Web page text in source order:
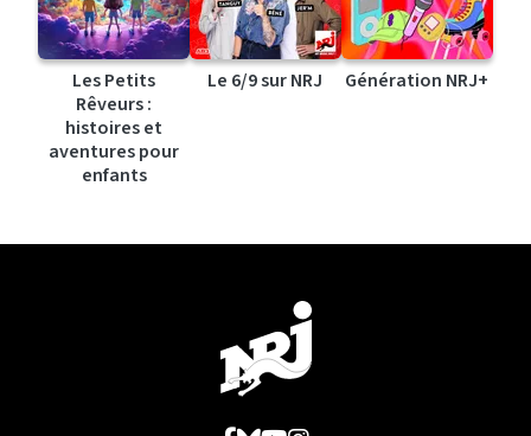
Les Petits
Rêveurs :
histoires et
aventures pour
enfants
Le 6/9 sur NRJ Génération NRJ+